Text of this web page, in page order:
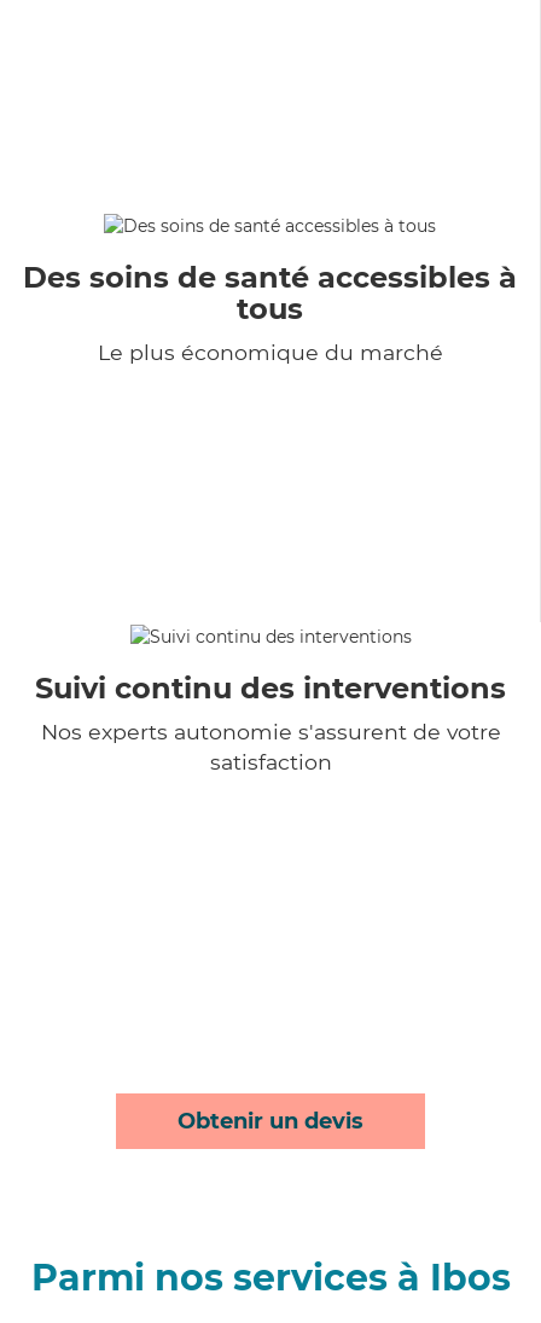
Des soins de santé accessibles à
tous
Le plus économique du marché
Suivi continu des interventions
Nos experts autonomie s'assurent de votre
satisfaction
Obtenir un devis
Parmi nos services à Ibos